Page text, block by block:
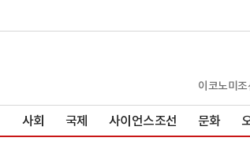
이코노미조
사회 국제 사이언스조선 문화